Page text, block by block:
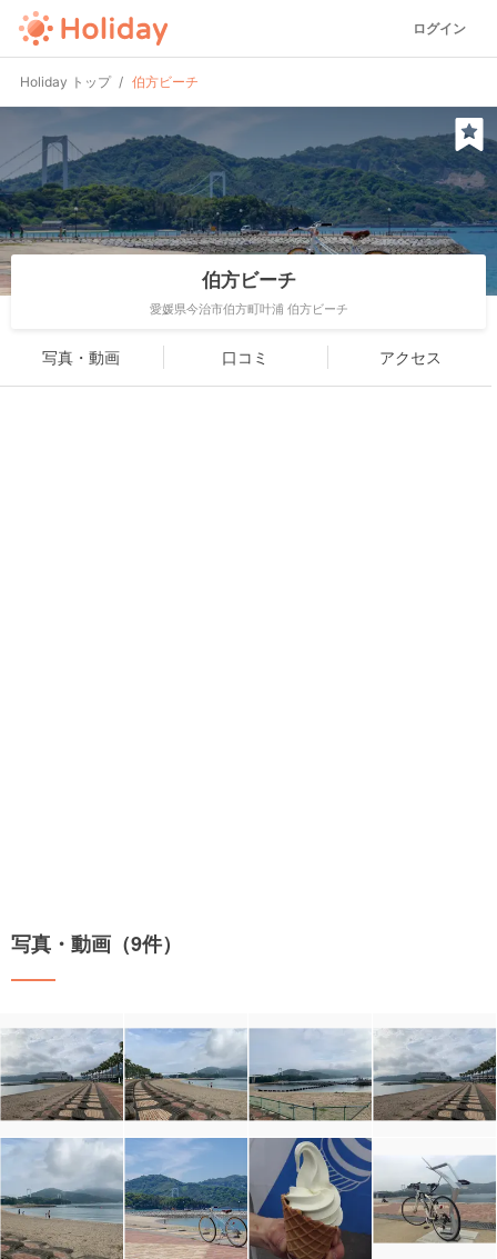
ログイン
Holiday トップ 伯方ビーチ
伯方ビーチ
愛媛県今治市伯方町叶浦 伯方ビーチ
写真・動画 口コミ アクセス
写真・動画（9件）